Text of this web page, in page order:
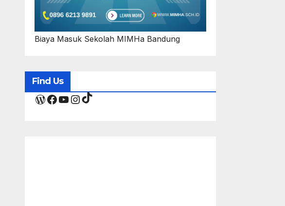
Biaya Masuk Sekolah MIMHa Bandung
Find Us
WordPress
Facebook
YouTube
Instagram
TikTok